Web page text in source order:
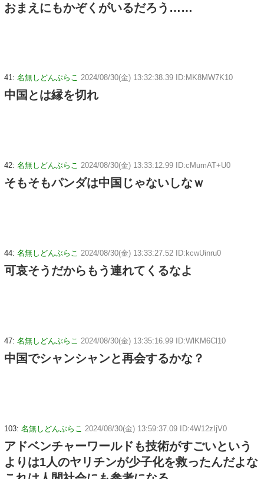
おまえにもかぞくがいるだろう……
41: 名無しどんぶらこ 2024/08/30(金) 13:32:38.39 ID:MK8MW7K10
中国とは縁を切れ
42: 名無しどんぶらこ 2024/08/30(金) 13:33:12.99 ID:cMumAT+U0
そもそもパンダは中国じゃないしなｗ
44: 名無しどんぶらこ 2024/08/30(金) 13:33:27.52 ID:kcwUinru0
可哀そうだからもう連れてくるなよ
47: 名無しどんぶらこ 2024/08/30(金) 13:35:16.99 ID:WlKM6Cl10
中国でシャンシャンと再会するかな？
103: 名無しどんぶらこ 2024/08/30(金) 13:59:37.09 ID:4W12zIjV0
アドベンチャーワールドも技術がすごいという
よりは1人のヤリチンが少子化を救ったんだよな